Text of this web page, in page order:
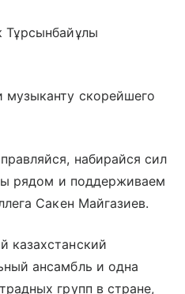
Тұрсынбайұлы
скорейшего
набирайся сил
рядом и поддерживаем
Сакен Майгазиев.
казахстанский
ансамбль и одна
групп в стране,